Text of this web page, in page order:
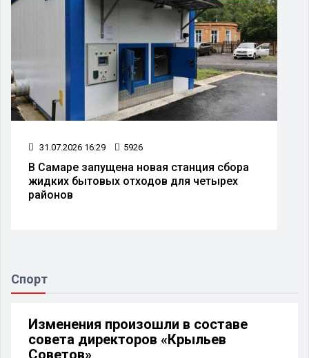
31.07.2026 16:29 5926
В Самаре запущена новая станция сбора
жидких бытовых отходов для четырех
районов
Спорт
Изменения произошли в составе
совета директоров «Крыльев
Советов»